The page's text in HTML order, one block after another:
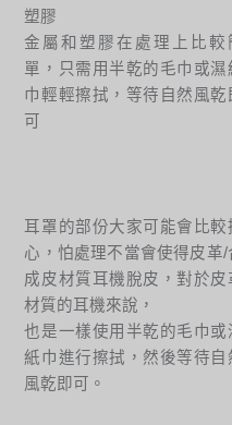
塑膠
金屬和塑膠在處理上比較
單，只需用半乾的毛巾或濕
巾輕輕擦拭，等待自然風乾
可
耳罩的部份大家可能會比較
心，怕處理不當會使得皮革/
成皮材質耳機脫皮，對於皮
材質的耳機來說，
也是一樣使用半乾的毛巾或
紙巾進行擦拭，然後等待自
風乾即可。